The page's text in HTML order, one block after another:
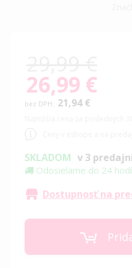
Special
Price
26,99 €
21,94 €
SKLADOM v 3
Odosielame do 24
Dostupnosť na